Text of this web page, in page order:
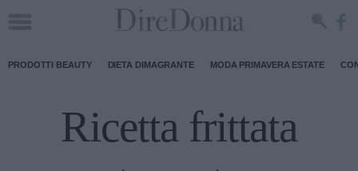
PRODOTTI BEAUTY DIETA DIMAGRANTE MODA PRIMAVERA ESTATE
Ricetta frittata